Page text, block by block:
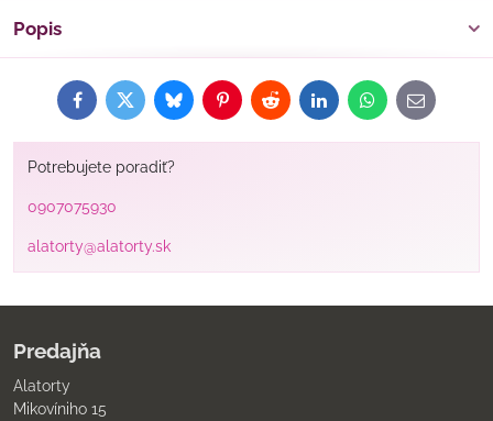
Popis
FacebookTwitterBlueskyPinterestRedditLinkedInWhatsApp
E-
mail
Potrebujete poradiť?
0907075930
alatorty@alatorty.sk
Predajňa
Alatorty
Mikovíniho 15